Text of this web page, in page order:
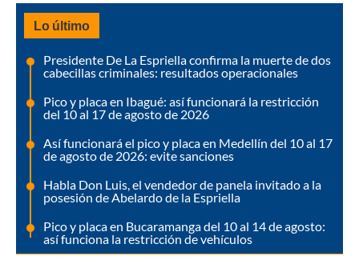
Lo último
Presidente De La Espriella confirma la muerte de dos
cabecillas criminales: resultados operacionales
Pico y placa en Ibagué: así funcionará la restricción
del 10 al 17 de agosto de 2026
Así funcionará el pico y placa en Medellín del 10 al 17
de agosto de 2026: evite sanciones
Habla Don Luis, el vendedor de panela invitado a la
posesión de Abelardo de la Espriella
Pico y placa en Bucaramanga del 10 al 14 de agosto:
así funciona la restricción de vehículos